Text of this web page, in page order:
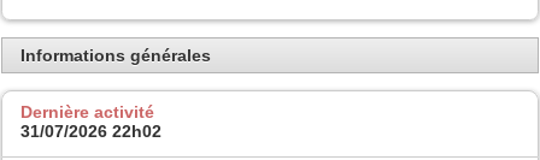
Informations générales
Dernière activité
31/07/2026 22h02